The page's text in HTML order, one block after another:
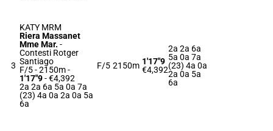
3
KATY MRM
Riera Massanet
Mme Mar. -
Contesti Rotger
Santiago
F/5 - 2150m-
1'17"9- €4,392
2a 2a 6a 5a 0a 7a
(23) 4a 0a 2a 0a 5a
6a
F/5 2150m 1'17"9
€4,392
2a 2a 6a
5a 0a 7a
(23) 4a 0a
2a 0a 5a
6a